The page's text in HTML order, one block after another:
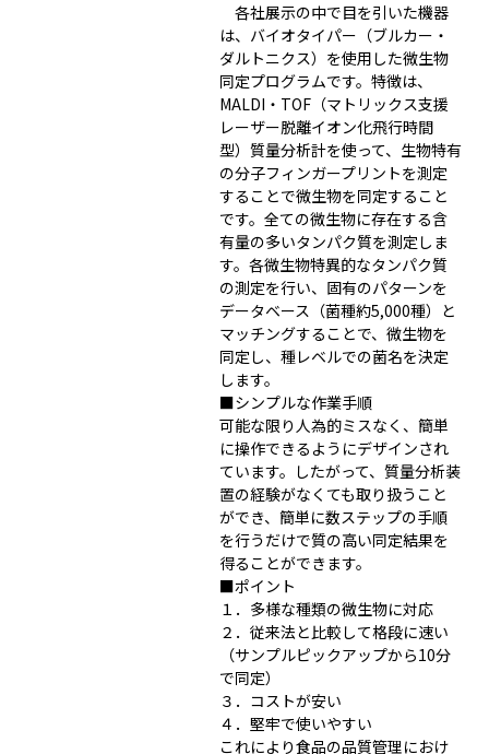
各社展示の中で目を引いた機器
は、バイオタイパー（ブルカー・
ダルトニクス）を使用した微生物
同定プログラムです。特徴は、
MALDI・TOF（マトリックス支援
レーザー脱離イオン化飛行時間
型）質量分析計を使って、生物特有
の分子フィンガープリントを測定
することで微生物を同定すること
です。全ての微生物に存在する含
有量の多いタンパク質を測定しま
す。各微生物特異的なタンパク質
の測定を行い、固有のパターンを
データベース（菌種約5,000種）と
マッチングすることで、微生物を
同定し、種レベルでの菌名を決定
します。
■シンプルな作業手順
可能な限り人為的ミスなく、簡単
に操作できるようにデザインされ
ています。したがって、質量分析装
置の経験がなくても取り扱うこと
ができ、簡単に数ステップの手順
を行うだけで質の高い同定結果を
得ることができます。
■ポイント
１．多様な種類の微生物に対応
２．従来法と比較して格段に速い
（サンプルピックアップから10分
で同定）
３．コストが安い
４．堅牢で使いやすい
これにより食品の品質管理におけ